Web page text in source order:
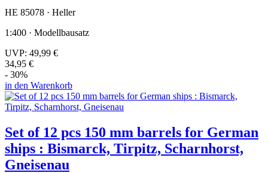
HE 85078 · Heller
1:400 · Modellbausatz
UVP: 49,99 €
34,95 €
- 30%
in den Warenkorb
Set of 12 pcs 150 mm barrels for German
ships : Bismarck, Tirpitz, Scharnhorst,
Gneisenau